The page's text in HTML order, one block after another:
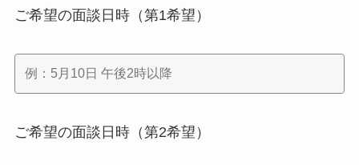
ご希望の面談日時（第1希望）
ご希望の面談日時（第2希望）